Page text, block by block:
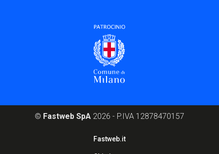
© Fastweb SpA 2026 - P.IVA 12878470157
Fastweb.it